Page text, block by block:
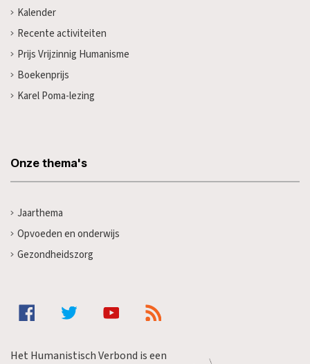
Kalender
Recente activiteiten
Prijs Vrijzinnig Humanisme
Boekenprijs
Karel Poma-lezing
Onze thema's
Jaarthema
Opvoeden en onderwijs
Gezondheidszorg
Het Humanistisch Verbond is een